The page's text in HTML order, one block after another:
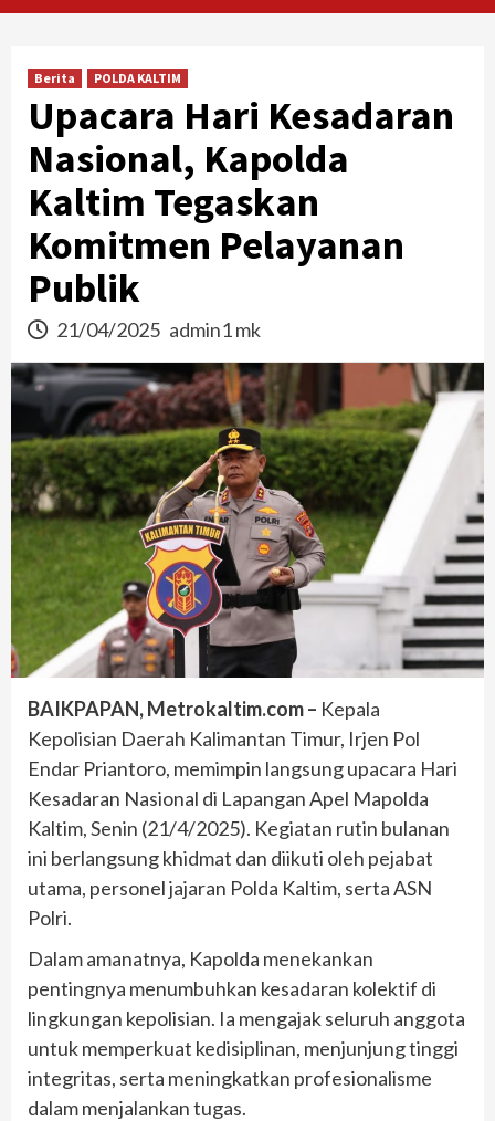
Berita POLDA KALTIM
Upacara Hari Kesadaran
Nasional, Kapolda
Kaltim Tegaskan
Komitmen Pelayanan
Publik
21/04/2025 admin1 mk
BAIKPAPAN, Metrokaltim.com – Kepala
Kepolisian Daerah Kalimantan Timur, Irjen Pol
Endar Priantoro, memimpin langsung upacara Hari
Kesadaran Nasional di Lapangan Apel Mapolda
Kaltim, Senin (21/4/2025). Kegiatan rutin bulanan
ini berlangsung khidmat dan diikuti oleh pejabat
utama, personel jajaran Polda Kaltim, serta ASN
Polri.
Dalam amanatnya, Kapolda menekankan
pentingnya menumbuhkan kesadaran kolektif di
lingkungan kepolisian. Ia mengajak seluruh anggota
untuk memperkuat kedisiplinan, menjunjung tinggi
integritas, serta meningkatkan profesionalisme
dalam menjalankan tugas.